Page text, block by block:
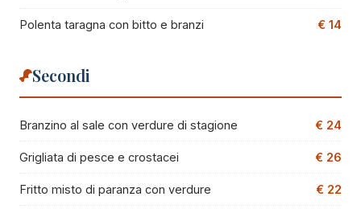
Polenta taragna con bitto e branzi € 14
Secondi
Branzino al sale con verdure di stagione € 24
Grigliata di pesce e crostacei € 26
Fritto misto di paranza con verdure € 22